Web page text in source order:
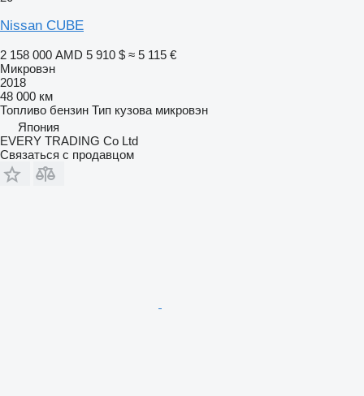
Nissan CUBE
2 158 000 AMD 5 910 $ ≈ 5 115 €
Микровэн
2018
48 000 км
Топливо бензин Тип кузова микровэн
Япония
EVERY TRADING Co Ltd
Связаться с продавцом